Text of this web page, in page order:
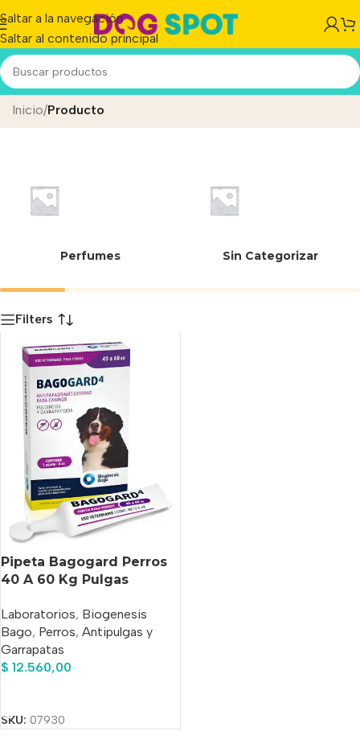
Saltar a la navegación
Saltar al contenido principal
PULGAS Y GARAAPATAS
Inicio/Producto
Perfumes Sin Categorizar
Filters
Pipeta Bagogard Perros
40 A 60 Kg Pulgas
Laboratorios, Biogenesis
Bago, Perros, Antipulgas y
Garrapatas
$ 12.560,00
SKU: 07930